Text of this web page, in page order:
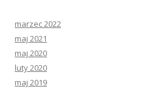
marzec 2022
maj 2021
maj 2020
luty 2020
maj 2019